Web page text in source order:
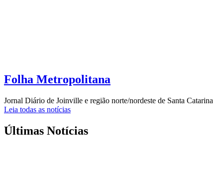
Folha Metropolitana
Jornal Diário de Joinville e região norte/nordeste de Santa Catarina
Leia todas as notícias
Últimas Notícias